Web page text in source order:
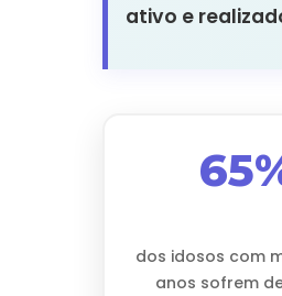
ativo e
dos idosos com
anos sofrem